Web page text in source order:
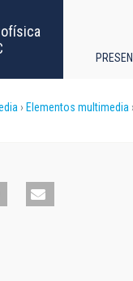
Elementos multimedia